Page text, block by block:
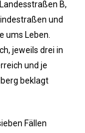
B,
und
ums Leben.
jeweils drei in
und je
beklagt
Fällen